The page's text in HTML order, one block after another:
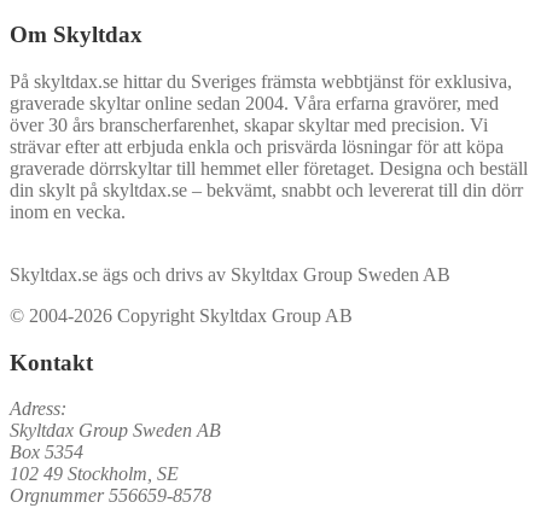
Om Skyltdax
På skyltdax.se hittar du Sveriges främsta webbtjänst för exklusiva,
graverade skyltar online sedan 2004. Våra erfarna gravörer, med
över 30 års branscherfarenhet, skapar skyltar med precision. Vi
strävar efter att erbjuda enkla och prisvärda lösningar för att köpa
graverade dörrskyltar till hemmet eller företaget. Designa och beställ
din skylt på skyltdax.se – bekvämt, snabbt och levererat till din dörr
inom en vecka.
Skyltdax.se ägs och drivs av Skyltdax Group Sweden AB
© 2004-2026 Copyright Skyltdax Group AB
Kontakt
Adress:
Skyltdax Group Sweden AB
Box 5354
102 49 Stockholm, SE
Orgnummer 556659-8578